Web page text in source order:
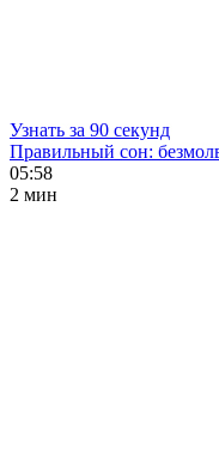
Узнать за 90 секунд
Правильный сон:
05:58
2 мин